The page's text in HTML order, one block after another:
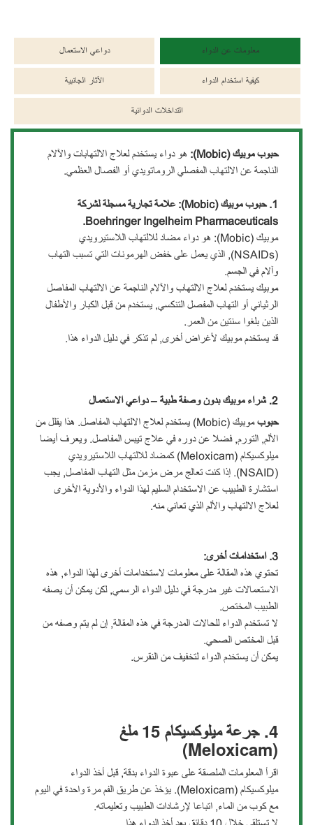
معلومات عن الدواء دواعي الاستعمال
كيفية استخدام الدواء الآثار الجانبية
التداخلات الدوائية
حبوب موبيك (Mobic):
هو دواء يستخدم لعلاج الالتهابات والآلام
الناجمة عن الالتهاب المفصلي الروماتويدي أو الفصال العظمي.
1. حبوب موبيك (Mobic):
علامة تجارية مسجلة لشركة
Boehringer Ingelheim Pharmaceuticals.
موبيك (Mobic): هو دواء مضاد للالتهاب اللاستيرويدي
(NSAIDs), الذي يعمل على خفض الهرمونات التي تسبب التهاب
وآلام في الجسم.
موبيك يستخدم لعلاج الالتهاب واﻵلام الناجمة عن الالتهاب المفاصل
الرثياني أو التهاب المفصل التنكسي, يستخدم من قبل الكبار والأطفال
الذين بلغوا سنتين من العمر.
قد يستخدم موبيك لأغراض أخرى, لم تذكر في دليل الدواء هذا.
2. شراء موبيكبدون وصفة طبية – دواعي الاستعمال
حبوب
موبيك (Mobic) يستخدم لعلاج الالتهاب المفاصل. هذا يقلل من
الألم, التورم, فضلا عن دوره في علاج تيبس المفاصل. ويعرف أيضا
ميلوكسيكام (Meloxicam) كمضاد للالتهاب اللاستيرويدي
(NSAID). إذا كنت تعالج مرض مزمن مثل التهاب المفاصل, يجب
استشارة الطبيب عن الاستخدام السليم لهذا الدواء والأدوية الأخرى
لعلاج الالتهاب واﻷلم الذي تعاني منه.
3. استخدامات أخرى:
تحتوي هذه المقالة على معلومات لاستخدامات أخرى لهذا الدواء, هذه
الاستعمالات غير مدرجة في دليل الدواء الرسمي, لكن يمكن أن يصفه
الطبيب المختص.
لا تستخدم الدواء للحالات المدرجة في هذه المقالة, إن لم يتم وصفه من
قبل المختص الصحي.
يمكن أن يستخدم الدواء لتخفيف من النقرس.
4. جرعة ميلوكسيكام 15 ملغ
(Meloxicam)
اقرأ المعلومات الملصقة على عبوة الدواء بدقة, قبل أخذ الدواء
ميلوكسيكام (Meloxicam). يؤخذ عن طريق الفم مرة واحدة في اليوم
مع كوب من الماء, اتباعا لإرشادات الطبيب وتعليماته.